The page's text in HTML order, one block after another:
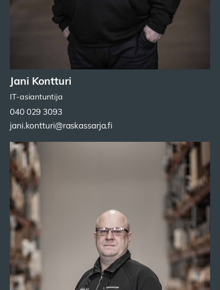
Jani Kontturi
IT-asiantuntija
040 029 3093
jani.kontturi@raskassarja.fi